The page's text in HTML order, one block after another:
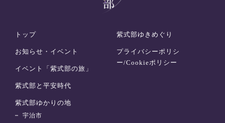
トップ
お知らせ・イベント
イベント「紫式部の旅」
紫式部と平安時代
紫式部ゆかりの地
宇治市
紫式部ゆきめぐり
プライバシーポリシ
ー/Cookieポリシー